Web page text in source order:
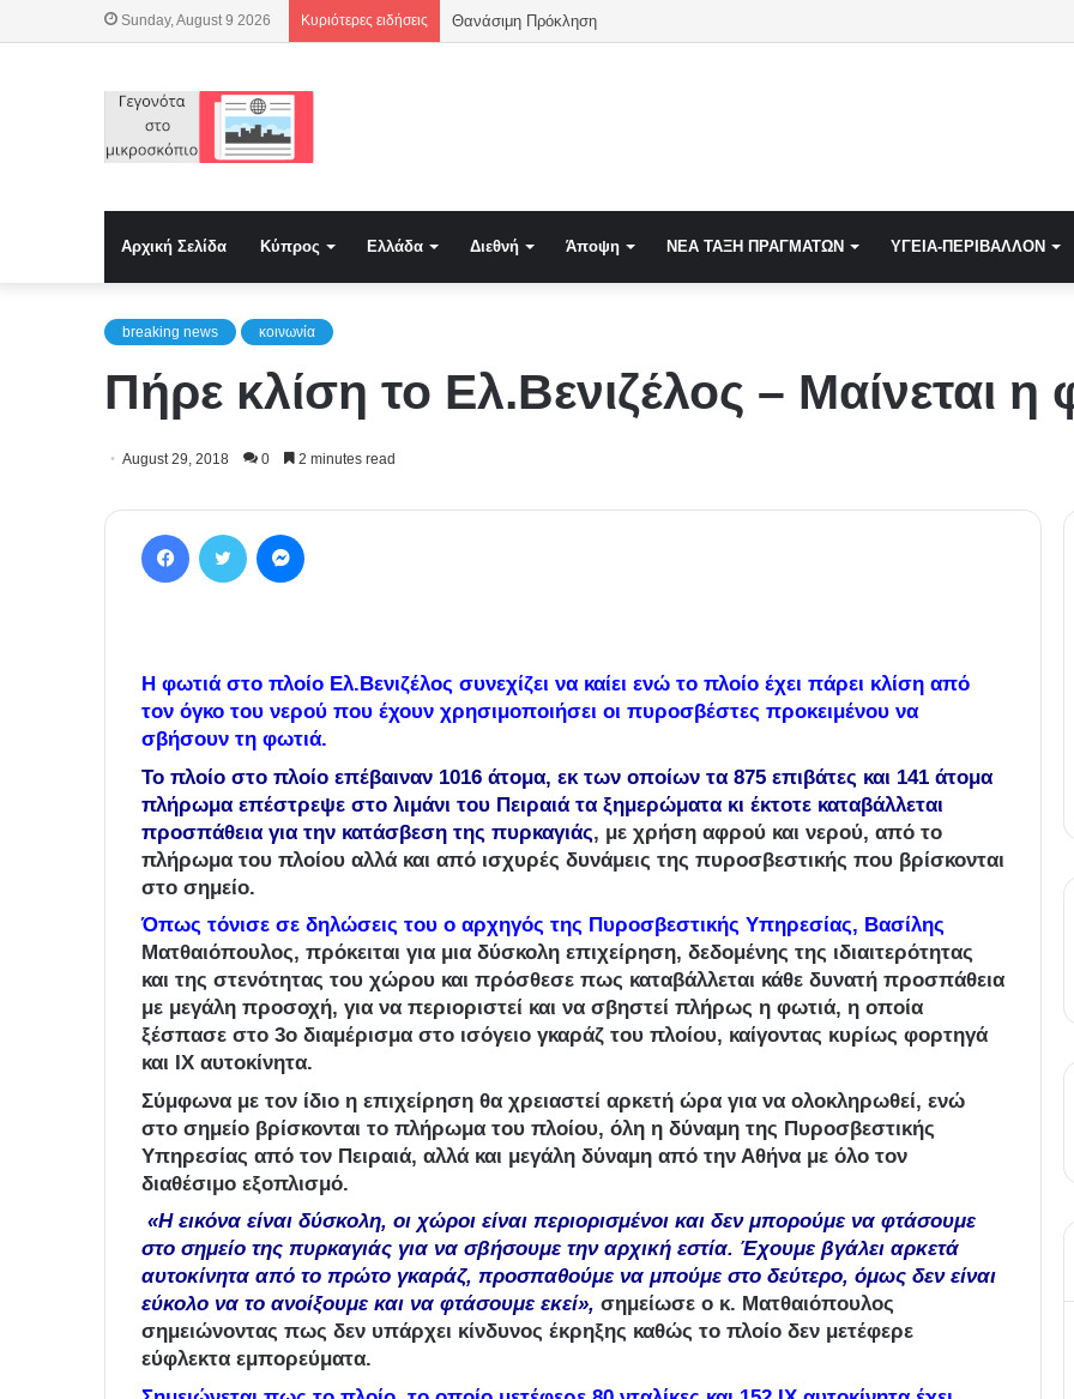
Sunday, August 9 2026 Κυριότερες ειδήσεις Θανάσιμη Πρόκληση
Αρχική Σελίδα Κύπρος Ελλάδα Διεθνή Άποψη NEA TAΞΗ ΠΡΑΓΜΑΤΩΝ ΥΓΕΙΑ-ΠΕΡΙΒΑΛΛΟΝ
breaking news κοινωνία
Πήρε κλίση το Ελ.Βενιζέλος – Μαίνεται η
August 29, 2018 0 2 minutes read
Η φωτιά στο πλοίο Ελ.Βενιζέλος συνεχίζει να καίει ενώ το πλοίο έχει πάρει κλίση από
τον όγκο του νερού που έχουν χρησιμοποιήσει οι πυροσβέστες προκειμένου να
σβήσουν τη φωτιά.
Το πλοίο στο πλοίο επέβαιναν 1016 άτομα, εκ των οποίων τα 875 επιβάτες και 141 άτομα
πλήρωμα επέστρεψε στο λιμάνι του Πειραιά τα ξημερώματα κι έκτοτε καταβάλλεται
προσπάθεια για την κατάσβεση της πυρκαγιάς, με χρήση αφρού και νερού, από το
πλήρωμα του πλοίου αλλά και από ισχυρές δυνάμεις της πυροσβεστικής που βρίσκονται
στο σημείο.
Όπως τόνισε σε δηλώσεις του ο αρχηγός της Πυροσβεστικής Υπηρεσίας, Βασίλης
Ματθαιόπουλος, πρόκειται για μια δύσκολη επιχείρηση, δεδομένης της ιδιαιτερότητας
και της στενότητας του χώρου και πρόσθεσε πως καταβάλλεται κάθε δυνατή προσπάθεια
με μεγάλη προσοχή, για να περιοριστεί και να σβηστεί πλήρως η φωτιά, η οποία
ξέσπασε στο 3ο διαμέρισμα στο ισόγειο γκαράζ του πλοίου, καίγοντας κυρίως φορτηγά
και ΙΧ αυτοκίνητα.
Σύμφωνα με τον ίδιο η επιχείρηση θα χρειαστεί αρκετή ώρα για να ολοκληρωθεί, ενώ
στο σημείο βρίσκονται το πλήρωμα του πλοίου, όλη η δύναμη της Πυροσβεστικής
Υπηρεσίας από τον Πειραιά, αλλά και μεγάλη δύναμη από την Αθήνα με όλο τον
διαθέσιμο εξοπλισμό.
«Η εικόνα είναι δύσκολη, οι χώροι είναι περιορισμένοι και δεν μπορούμε να φτάσουμε
στο σημείο της πυρκαγιάς για να σβήσουμε την αρχική εστία. Έχουμε βγάλει αρκετά
αυτοκίνητα από το πρώτο γκαράζ, προσπαθούμε να μπούμε στο δεύτερο, όμως δεν είναι
εύκολο να το ανοίξουμε και να φτάσουμε εκεί», σημείωσε ο κ. Ματθαιόπουλος
σημειώνοντας πως δεν υπάρχει κίνδυνος έκρηξης καθώς το πλοίο δεν μετέφερε
εύφλεκτα εμπορεύματα.